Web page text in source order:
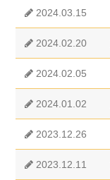
2024.03.15
2024.02.20
2024.02.05
2024.01.02
2023.12.26
2023.12.11